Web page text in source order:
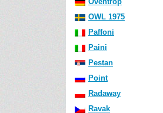
OWL 1975
Paffoni
Paini
Pestan
Point
Radaway
Ravak